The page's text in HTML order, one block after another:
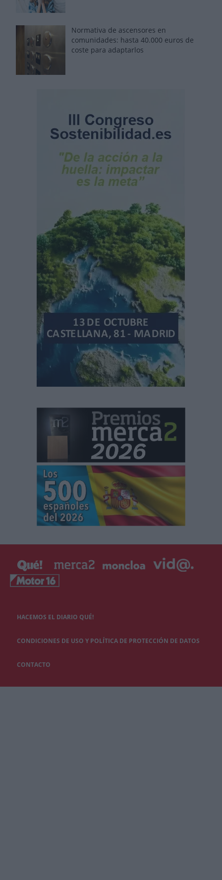
Normativa de ascensores en
comunidades: hasta 40.000 euros de
coste para adaptarlos
HACEMOS EL DIARIO QUÉ!
CONDICIONES DE USO Y POLÍTICA DE PROTECCIÓN DE DATOS
CONTACTO